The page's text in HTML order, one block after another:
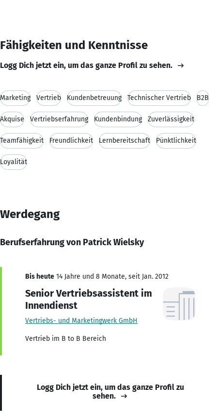
Fähigkeiten und Kenntnisse
Logg Dich jetzt ein, um das ganze Profil zu sehen.
Marketing Vertrieb Kundenbetreuung Technischer Vertrieb B2B
Akquise Vertriebserfahrung Kundenbindung Zuverlässigkeit
Teamfähigkeit Freundlichkeit Lernbereitschaft Pünktlichkeit
Loyalität
Werdegang
Berufserfahrung von Patrick Wielsky
Bis heute 14 Jahre und 8 Monate, seit Jan. 2012
Senior Vertriebsassistent im
Innendienst
Vertriebs- und Marketingwerk GmbH
Vertrieb im B to B Bereich
Logg Dich jetzt ein, um das ganze Profil zu
sehen.